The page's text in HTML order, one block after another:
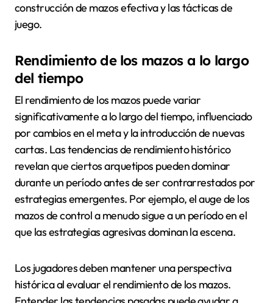
construcción de mazos efectiva y las tácticas de
juego.
Rendimiento de los mazos a lo largo
del tiempo
El rendimiento de los mazos puede variar
significativamente a lo largo del tiempo, influenciado
por cambios en el meta y la introducción de nuevas
cartas. Las tendencias de rendimiento histórico
revelan que ciertos arquetipos pueden dominar
durante un período antes de ser contrarrestados por
estrategias emergentes. Por ejemplo, el auge de los
mazos de control a menudo sigue a un período en el
que las estrategias agresivas dominan la escena.
Los jugadores deben mantener una perspectiva
histórica al evaluar el rendimiento de los mazos.